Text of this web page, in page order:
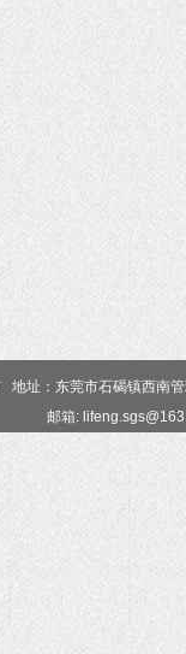
地址：东莞市石碣镇西南
邮箱: